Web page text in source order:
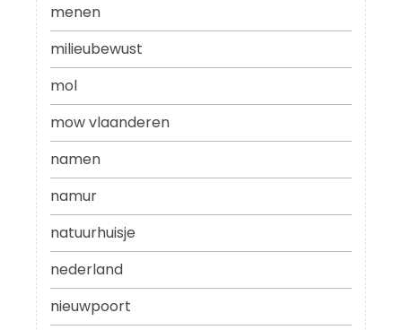
menen
milieubewust
mol
mow vlaanderen
namen
namur
natuurhuisje
nederland
nieuwpoort